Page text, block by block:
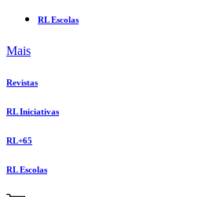
RL Escolas
Mais
Revistas
RL Iniciativas
RL+65
RL Escolas